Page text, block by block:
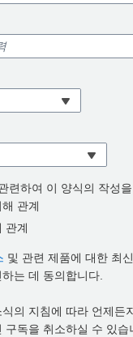
련하여 이 양식의 작성
관계
관계
및 관련 제품에 대한 최
는 데 동의합니다.
의 지침에 따라 언제든
구독을 취소하실 수 있습